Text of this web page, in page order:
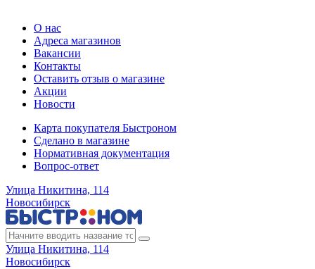
О нас
Адреса магазинов
Вакансии
Контакты
Оставить отзыв о магазине
Акции
Новости
Карта покупателя Быстроном
Сделано в магазине
Нормативная документация
Вопрос-ответ
Улица Никитина, 114
Новосибирск
Улица Никитина, 114
Новосибирск